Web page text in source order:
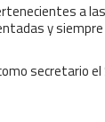
a
y
secretario el